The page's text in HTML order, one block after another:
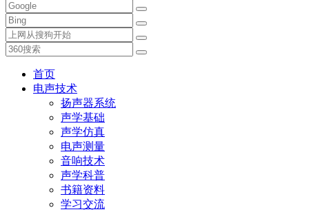
首页
电声技术
扬声器系统
声学基础
声学仿真
电声测量
音响技术
声学科普
书籍资料
学习交流